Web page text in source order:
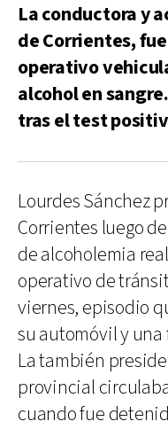
La conductora y
de Corrientes,
operativo
alcohol en
tras el test
Lourdes Sánchez
Corrientes luego
de alcoholemia
operativo de
viernes, episodio
su automóvil y
La también
provincial
cuando fue